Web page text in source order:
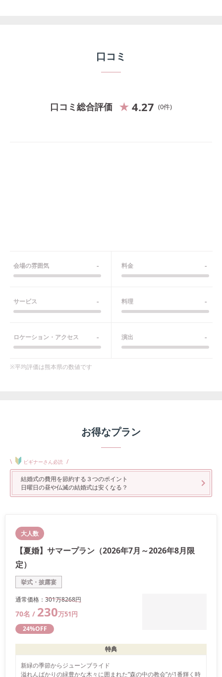
口コミ
口コミ総合評価 4.27 0件
会場の雰囲気 - 料金 -
サービス - 料理 -
ロケーション・アクセス - 演出 -
※平均評価は熊本県の数値です
お得なプラン
\ ビギナーさん必読 /
結婚式の費用を節約する３つのポイント
日曜日の昼や仏滅の結婚式は安くなる？
大人数
【夏婚】サマープラン（2026年7月～2026年8月限
定）
挙式・披露宴
通常価格： 301万8268円
70名 / 230万51円
24%OFF
特典
新緑の季節からジューンブライド
溢れんばかりの緑豊かな木々に囲まれた”森の中の教会”が1番輝く時